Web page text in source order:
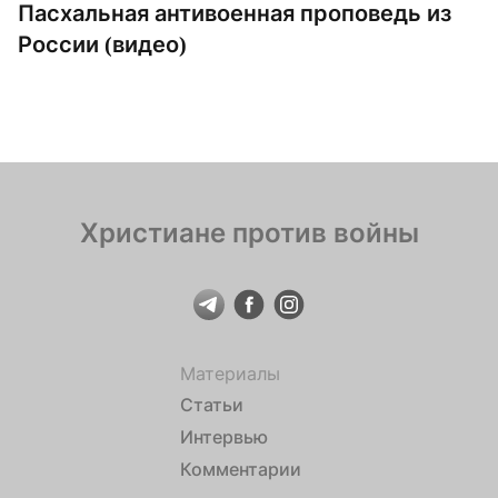
Пасхальная антивоенная проповедь из
России (видео)
Христиане против войны
Материалы
Статьи
Интервью
Комментарии